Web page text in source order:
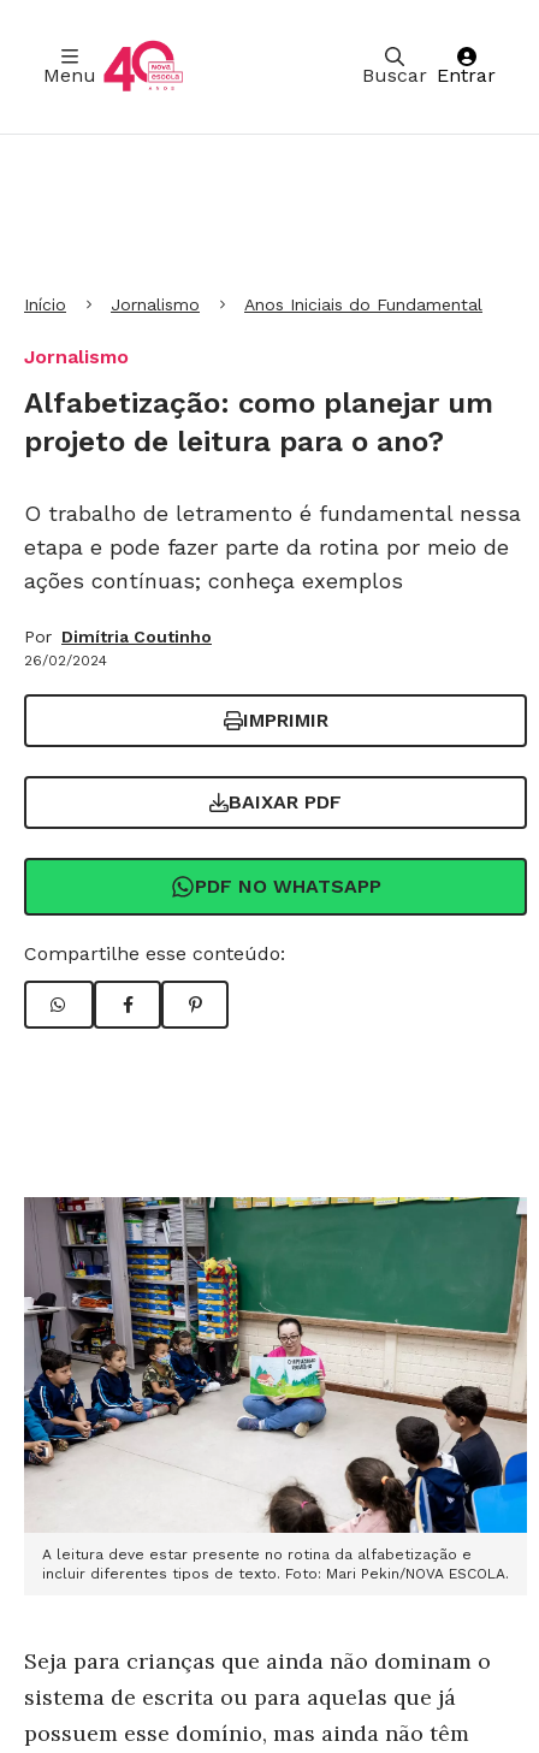
Buscar
Menu Entrar
Início Jornalismo Anos Iniciais do Fundamental
Jornalismo
Alfabetização: como planejar um
projeto de leitura para o ano?
O trabalho de letramento é fundamental nessa
etapa e pode fazer parte da rotina por meio de
ações contínuas; conheça exemplos
Por Dimítria Coutinho
26/02/2024
IMPRIMIR
BAIXAR PDF
PDF NO WHATSAPP
Compartilhe esse conteúdo:
A leitura deve estar presente no rotina da alfabetização e
incluir diferentes tipos de texto. Foto: Mari Pekin/NOVA ESCOLA.
Seja para crianças que ainda não dominam o
sistema de escrita ou para aquelas que já
possuem esse domínio, mas ainda não têm